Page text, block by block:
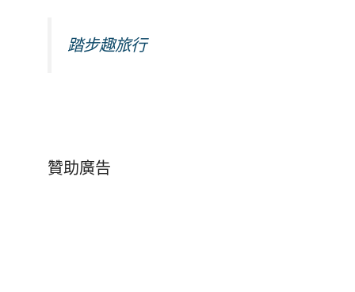
踏步趣旅行
贊助廣告